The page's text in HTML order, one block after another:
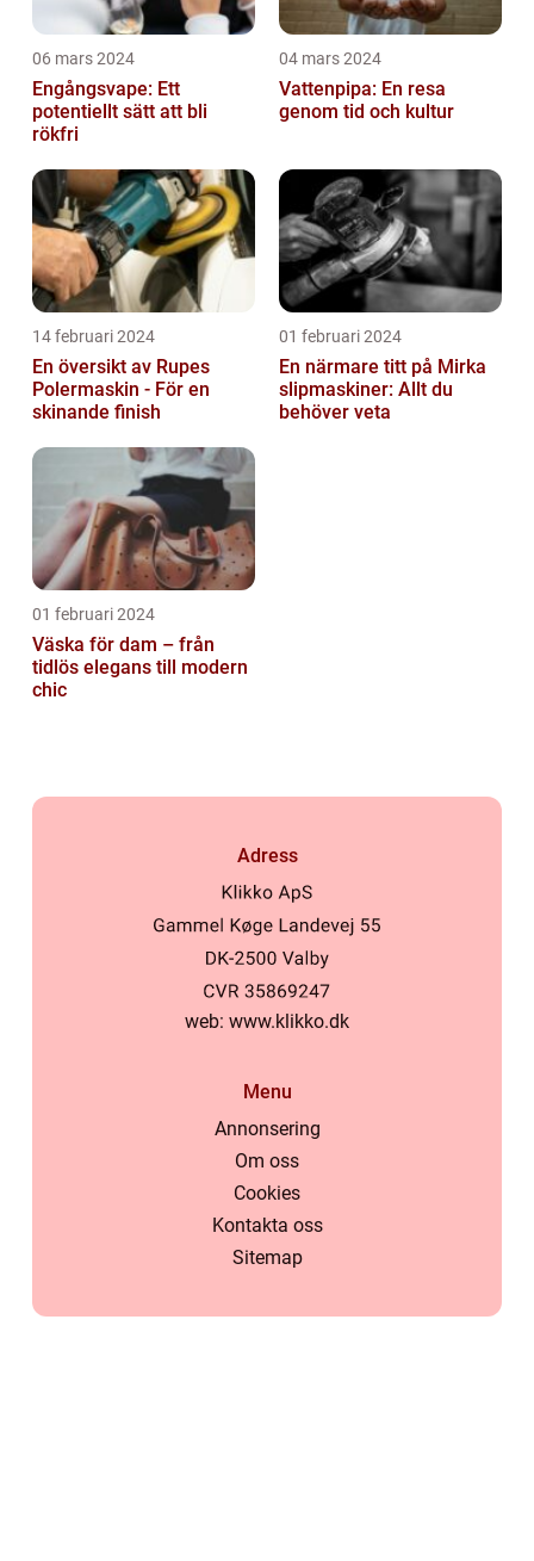
06 mars 2024
Engångsvape: Ett
potentiellt sätt att bli
rökfri
04 mars 2024
Vattenpipa: En resa
genom tid och kultur
14 februari 2024
En översikt av Rupes
Polermaskin - För en
skinande finish
01 februari 2024
En närmare titt på Mirka
slipmaskiner: Allt du
behöver veta
01 februari 2024
Väska för dam – från
tidlös elegans till modern
chic
Adress
web: www.klikko.dk
Menu
Annonsering
Om oss
Cookies
Kontakta oss
Sitemap